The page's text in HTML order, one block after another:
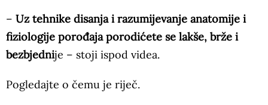
– Uz tehnike disanja i razumijevanje anatomije i
fiziologije porođaja porodićete se lakše, brže i
bezbjednije – stoji ispod videa.
Pogledajte o čemu je riječ.